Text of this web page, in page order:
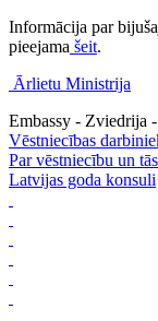
Informācija par
pieejama šeit.
Ārlietu Ministrija
Embassy - Zviedrija
Vēstniecības
Par vēstniecību un
Latvijas goda konsuli